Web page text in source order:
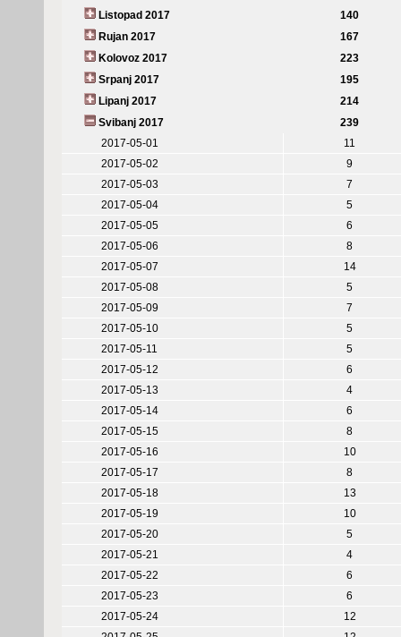
Listopad 2017
140
Rujan 2017
167
Kolovoz 2017
223
Srpanj 2017
195
Lipanj 2017
214
Svibanj 2017
239
2017-05-01
11
2017-05-02
9
2017-05-03
7
2017-05-04
5
2017-05-05
6
2017-05-06
8
2017-05-07
14
2017-05-08
5
2017-05-09
7
2017-05-10
5
2017-05-11
5
2017-05-12
6
2017-05-13
4
2017-05-14
6
2017-05-15
8
2017-05-16
10
2017-05-17
8
2017-05-18
13
2017-05-19
10
2017-05-20
5
2017-05-21
4
2017-05-22
6
2017-05-23
6
2017-05-24
12